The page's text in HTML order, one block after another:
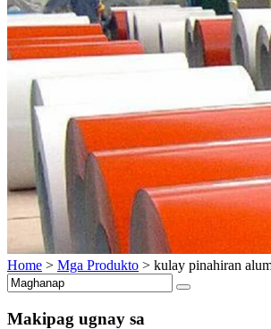
Home > Mga Produkto > kulay pinahiran
Makipag ugnay sa